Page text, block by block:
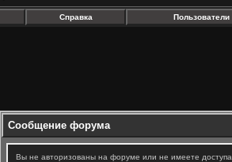
Справка Пользователи
Сообщение форума
Вы не авторизованы на форуме или не имеете